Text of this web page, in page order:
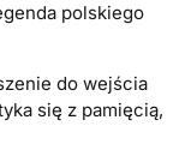
polskiego
do wejścia
się z pamięcią,